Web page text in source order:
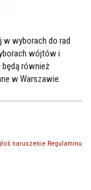
wyborach do rad
wójtów i
również
w Warszawie.
naruszenie Regulaminu